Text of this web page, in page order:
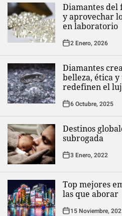
Diamantes
y aprovechar
en laboratorio
2 Enero, 2026
Diamantes
belleza, ética
redefinen el
6 Octubre, 2025
Destinos
subrogada
3 Enero, 2022
Top mejores
las que aborar
15 Noviembre,